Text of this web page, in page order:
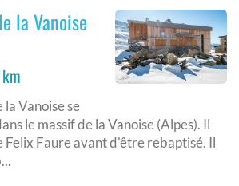
la Vanoise
la Vanoise se
le massif de la Vanoise (Alpes). Il
Felix Faure avant d'être rebaptisé. Il